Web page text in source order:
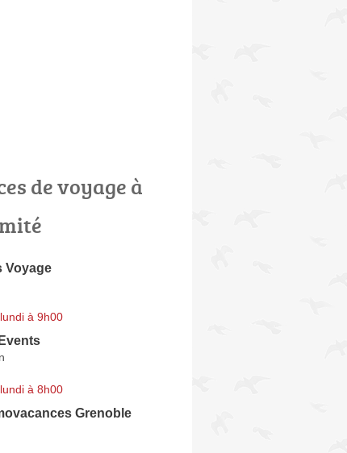
de voyage à
Voyage
à 9h00
à 8h00
Grenoble